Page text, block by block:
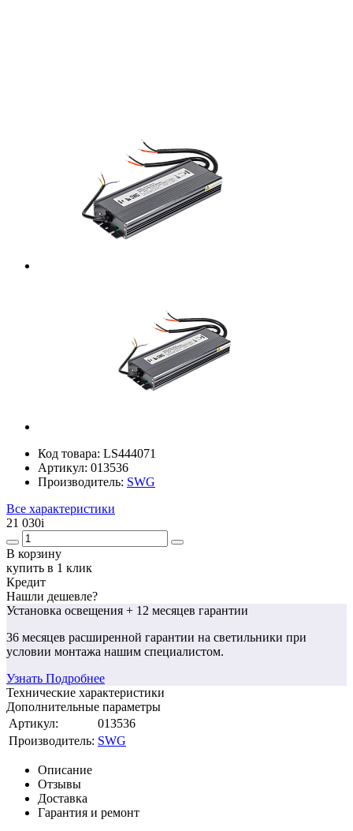
Код товара: LS444071
Артикул: 013536
Производитель: SWG
Все характеристики
21 030i
В корзину
купить в 1 клик
Кредит
Нашли дешевле?
Установка освещения + 12 месяцев гарантии
36 месяцев расширенной гарантии на светильники при
условии монтажа нашим специалистом.
Узнать Подробнее
Технические характеристики
Дополнительные параметры
Артикул:
013536
Производитель: SWG
Описание
Отзывы
Доставка
Гарантия и ремонт